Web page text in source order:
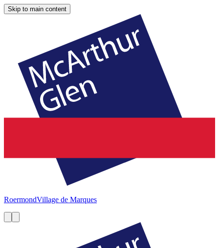
Skip to main content
RoermondVillage de Marques